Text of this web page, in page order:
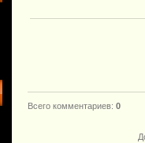
Всего комментариев: 0